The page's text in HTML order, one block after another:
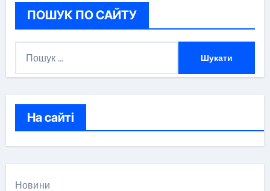
ПОШУК ПО САЙТУ
:
На сайті
Новини